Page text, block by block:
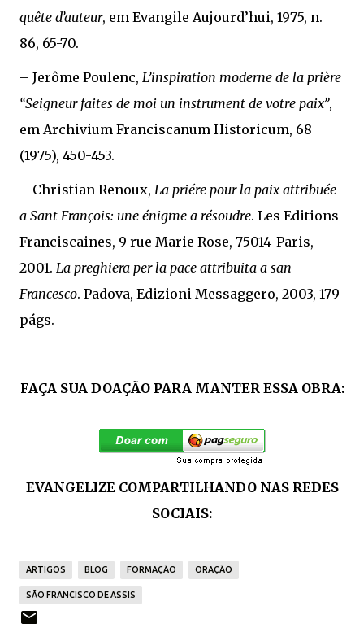
quête d’auteur, em Evangile Aujourd’hui, 1975, n.
86, 65-70.
– Jerôme Poulenc, L’inspiration moderne de la prière
“Seigneur faites de moi un instrument de votre paix”,
em Archivium Franciscanum Historicum, 68
(1975), 450-453.
– Christian Renoux, La priére pour la paix attribuée
a Sant François: une énigme a résoudre. Les Editions
Franciscaines, 9 rue Marie Rose, 75014-Paris,
2001. La preghiera per la pace attribuita a san
Francesco. Padova, Edizioni Messaggero, 2003, 179
págs.
FAÇA SUA DOAÇÃO PARA MANTER ESSA OBRA:
EVANGELIZE COMPARTILHANDO NAS REDES
SOCIAIS:
ARTIGOS BLOG FORMAÇÃO ORAÇÃO
SÃO FRANCISCO DE ASSIS